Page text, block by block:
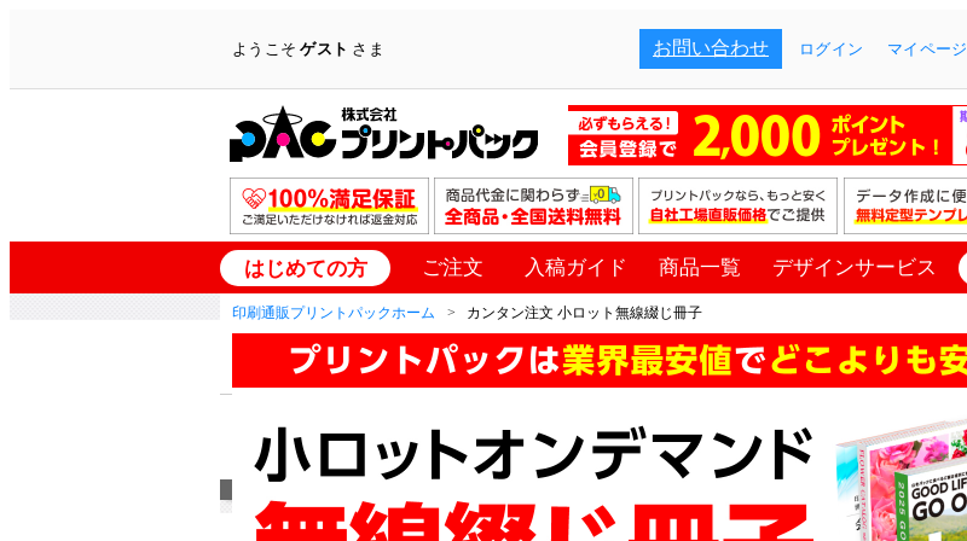
ようこそゲスト さま お問い合わせ ログイン マイページ
はじめての方 ご注文 入稿ガイド 商品一覧 デザインサービス
印刷通販プリントパックホーム カンタン注文 小ロット無線綴じ冊子